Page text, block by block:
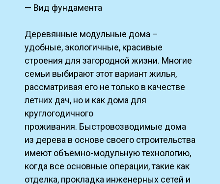
— Вид фундамента
Деревянные модульные дома –
удобные, экологичные, красивые
строения для загородной жизни. Многие
семьи выбирают этот вариант жилья,
рассматривая его не только в качестве
летних дач, но и как дома для
круглогодичного
проживания. Быстровозводимые дома
из дерева в основе своего строительства
имеют объёмно-модульную технологию,
когда все основные операции, такие как
отделка, прокладка инженерных сетей и